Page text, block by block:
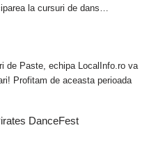
la cursuri de dans…
de Paste, echipa LocalInfo.ro va
Profitam de aceasta perioada
DanceFest